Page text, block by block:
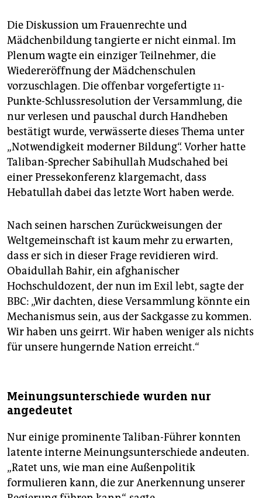
Die Diskussion um Frauenrechte und
Mädchenbildung tangierte er nicht einmal. Im
Plenum wagte ein einziger Teilnehmer, die
Wiedereröffnung der Mädchenschulen
vorzuschlagen. Die offenbar vorgefertigte 11-
Punkte-Schlussresolution der Versammlung, die
nur verlesen und pauschal durch Handheben
bestätigt wurde, verwässerte dieses Thema unter
„Notwendigkeit moderner Bildung“. Vorher hatte
Taliban-Sprecher Sabihullah Mudschahed bei
einer Pressekonferenz klargemacht, dass
Hebatullah dabei das letzte Wort haben werde.
Nach seinen harschen Zurückweisungen der
Weltgemeinschaft ist kaum mehr zu erwarten,
dass er sich in dieser Frage revidieren wird.
Obaidullah Bahir, ein afghanischer
Hochschuldozent, der nun im Exil lebt, sagte der
BBC: „Wir dachten, diese Versammlung könnte ein
Mechanismus sein, aus der Sackgasse zu kommen.
Wir haben uns geirrt. Wir haben weniger als nichts
für unsere hungernde Nation erreicht.“
Meinungsunterschiede wurden nur
angedeutet
Nur einige prominente Taliban-Führer konnten
latente interne Meinungsunterschiede andeuten.
„Ratet uns, wie man eine Außenpolitik
formulieren kann, die zur Anerkennung unserer